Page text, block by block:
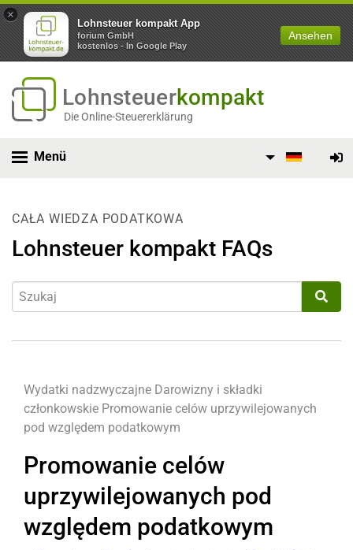
×
Lohnsteuer kompakt App
forium GmbH
kostenlos - In Google Play
Ansehen
Lohnsteuerkompakt
Die Online-Steuererklärung
Menü
CAŁA WIEDZA PODATKOWA
Lohnsteuer kompakt FAQs
Wydatki nadzwyczajne Darowizny i składki
członkowskie Promowanie celów uprzywilejowanych
pod względem podatkowym
Promowanie celów
uprzywilejowanych pod
względem podatkowym